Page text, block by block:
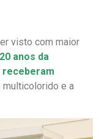
visto com maior
anos da
receberam
e a